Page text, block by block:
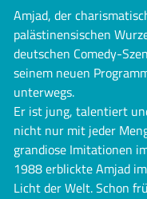
Amjad, der
palästinensischen
deutschen Comedy-
seinem neuen
unterwegs.
Er ist jung, talentiert
nicht nur mit jeder
grandiose Imitationen
1988 erblickte Amjad
Licht der Welt. Schon